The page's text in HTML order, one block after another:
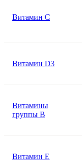
Витамин C
Витамин D3
Витамины
группы B
Витамин E